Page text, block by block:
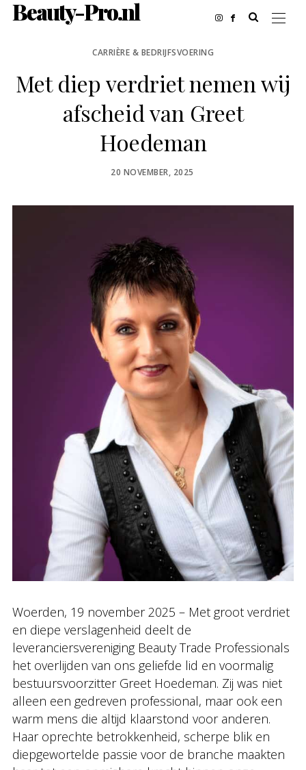
Beauty-Pro.nl
CARRIÈRE & BEDRIJFSVOERING
Met diep verdriet nemen wij
afscheid van Greet
Hoedeman
POSTED
20 NOVEMBER, 2025
Woerden, 19 november 2025 – Met groot verdriet
en diepe verslagenheid deelt de
leveranciersvereniging Beauty Trade Professionals
het overlijden van ons geliefde lid en voormalig
bestuursvoorzitter Greet Hoedeman. Zij was niet
alleen een gedreven professional, maar ook een
warm mens die altijd klaarstond voor anderen.
Haar oprechte betrokkenheid, scherpe blik en
diepgewortelde passie voor de branche maakten